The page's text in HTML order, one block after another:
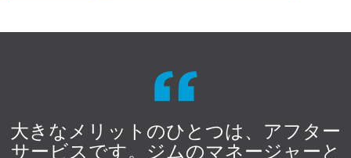
大きなメリットのひとつは、アフター
サービスです。ジムのマネージャーと